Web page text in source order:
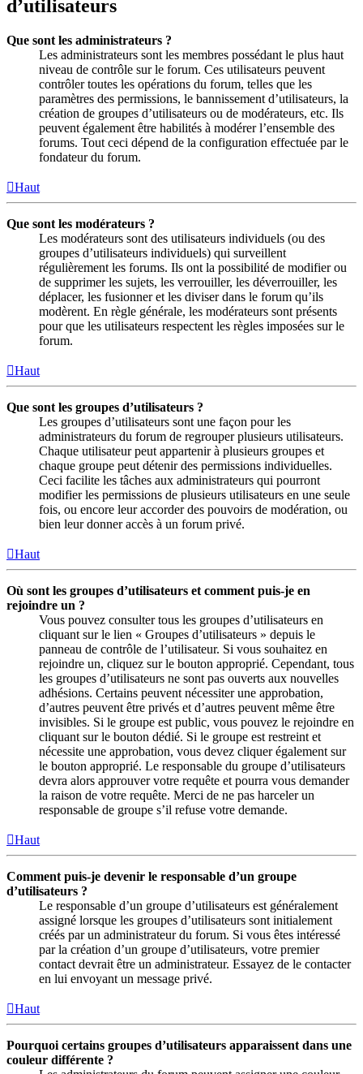
d’utilisateurs
Que sont les administrateurs ?
Les administrateurs sont les membres possédant le plus haut
niveau de contrôle sur le forum. Ces utilisateurs peuvent
contrôler toutes les opérations du forum, telles que les
paramètres des permissions, le bannissement d’utilisateurs, la
création de groupes d’utilisateurs ou de modérateurs, etc. Ils
peuvent également être habilités à modérer l’ensemble des
forums. Tout ceci dépend de la configuration effectuée par le
fondateur du forum.
Haut
Que sont les modérateurs ?
Les modérateurs sont des utilisateurs individuels (ou des
groupes d’utilisateurs individuels) qui surveillent
régulièrement les forums. Ils ont la possibilité de modifier ou
de supprimer les sujets, les verrouiller, les déverrouiller, les
déplacer, les fusionner et les diviser dans le forum qu’ils
modèrent. En règle générale, les modérateurs sont présents
pour que les utilisateurs respectent les règles imposées sur le
forum.
Haut
Que sont les groupes d’utilisateurs ?
Les groupes d’utilisateurs sont une façon pour les
administrateurs du forum de regrouper plusieurs utilisateurs.
Chaque utilisateur peut appartenir à plusieurs groupes et
chaque groupe peut détenir des permissions individuelles.
Ceci facilite les tâches aux administrateurs qui pourront
modifier les permissions de plusieurs utilisateurs en une seule
fois, ou encore leur accorder des pouvoirs de modération, ou
bien leur donner accès à un forum privé.
Haut
Où sont les groupes d’utilisateurs et comment puis-je en
rejoindre un ?
Vous pouvez consulter tous les groupes d’utilisateurs en
cliquant sur le lien « Groupes d’utilisateurs » depuis le
panneau de contrôle de l’utilisateur. Si vous souhaitez en
rejoindre un, cliquez sur le bouton approprié. Cependant, tous
les groupes d’utilisateurs ne sont pas ouverts aux nouvelles
adhésions. Certains peuvent nécessiter une approbation,
d’autres peuvent être privés et d’autres peuvent même être
invisibles. Si le groupe est public, vous pouvez le rejoindre en
cliquant sur le bouton dédié. Si le groupe est restreint et
nécessite une approbation, vous devez cliquer également sur
le bouton approprié. Le responsable du groupe d’utilisateurs
devra alors approuver votre requête et pourra vous demander
la raison de votre requête. Merci de ne pas harceler un
responsable de groupe s’il refuse votre demande.
Haut
Comment puis-je devenir le responsable d’un groupe
d’utilisateurs ?
Le responsable d’un groupe d’utilisateurs est généralement
assigné lorsque les groupes d’utilisateurs sont initialement
créés par un administrateur du forum. Si vous êtes intéressé
par la création d’un groupe d’utilisateurs, votre premier
contact devrait être un administrateur. Essayez de le contacter
en lui envoyant un message privé.
Haut
Pourquoi certains groupes d’utilisateurs apparaissent dans une
couleur différente ?